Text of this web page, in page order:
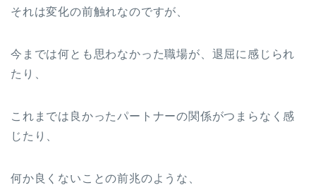
それは変化の前触れなのですが、
今までは何とも思わなかった職場が、退屈に感じられ
たり、
これまでは良かったパートナーの関係がつまらなく感
じたり、
何か良くないことの前兆のような、